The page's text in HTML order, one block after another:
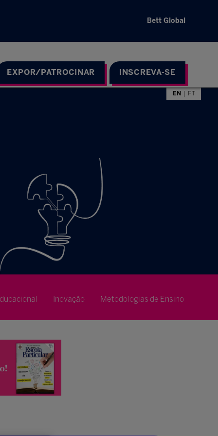
Bett Global
EXPOR/PATROCINAR INSCREVA-SE
EN PT
Inovação Metodologias de Ensino